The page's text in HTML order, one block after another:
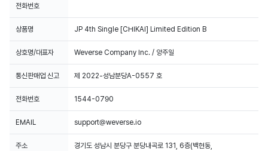
전화번호
상품명 JP 4th Single [CHIKAI] Limited Edition B
상호명/대표자 Weverse Company Inc. / 양주일
통신판매업 신고 제 2022-성남분당A-0557 호
전화번호 1544-0790
EMAIL support@weverse.io
주소
경기도 성남시 분당구 분당내곡로 131, 6층(백현동,